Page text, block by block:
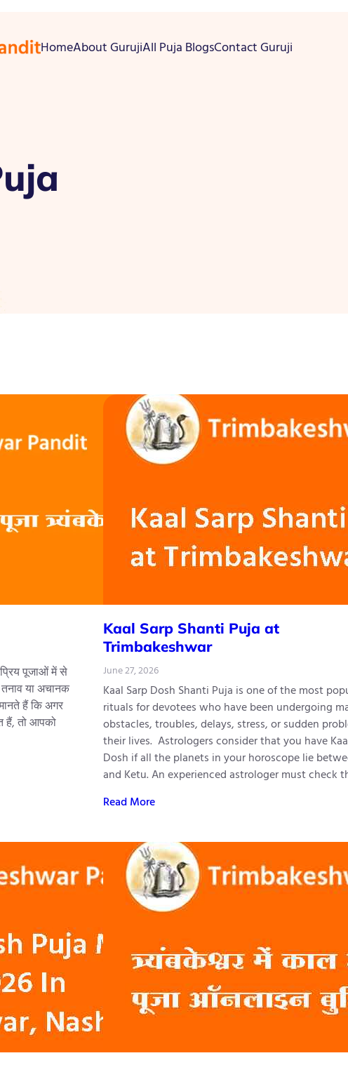
HomeAbout GurujiAll Puja BlogsContact Guruji
पूजाओं में से
या अचानक
हैं कि अगर
हैं, तो आपको
Kaal Sarp Shanti Puja at
Trimbakeshwar
June 27, 2026
Kaal Sarp Dosh Shanti Puja is one of the most
rituals for devotees who have been undergoing
obstacles, troubles, delays, stress, or sudden
their lives. Astrologers consider that you have
Dosh if all the planets in your horoscope lie
and Ketu. An experienced astrologer must check
Read More